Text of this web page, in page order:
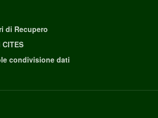
di Recupero
condivisione dati